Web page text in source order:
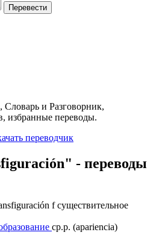
Словарь и Разговорник,
избранные переводы.
- переводы
f существительное
ср.р. (apariencia)